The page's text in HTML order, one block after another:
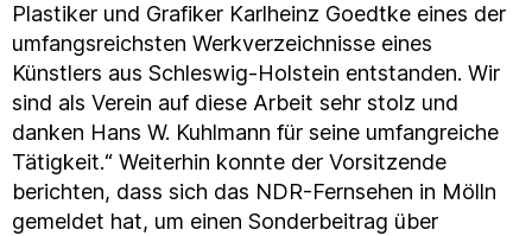
Plastiker und Grafiker Karlheinz Goedtke eines der
umfangsreichsten Werkverzeichnisse eines
Künstlers aus Schleswig-Holstein entstanden. Wir
sind als Verein auf diese Arbeit sehr stolz und
danken Hans W. Kuhlmann für seine umfangreiche
Tätigkeit.“ Weiterhin konnte der Vorsitzende
berichten, dass sich das NDR-Fernsehen in Mölln
gemeldet hat, um einen Sonderbeitrag über